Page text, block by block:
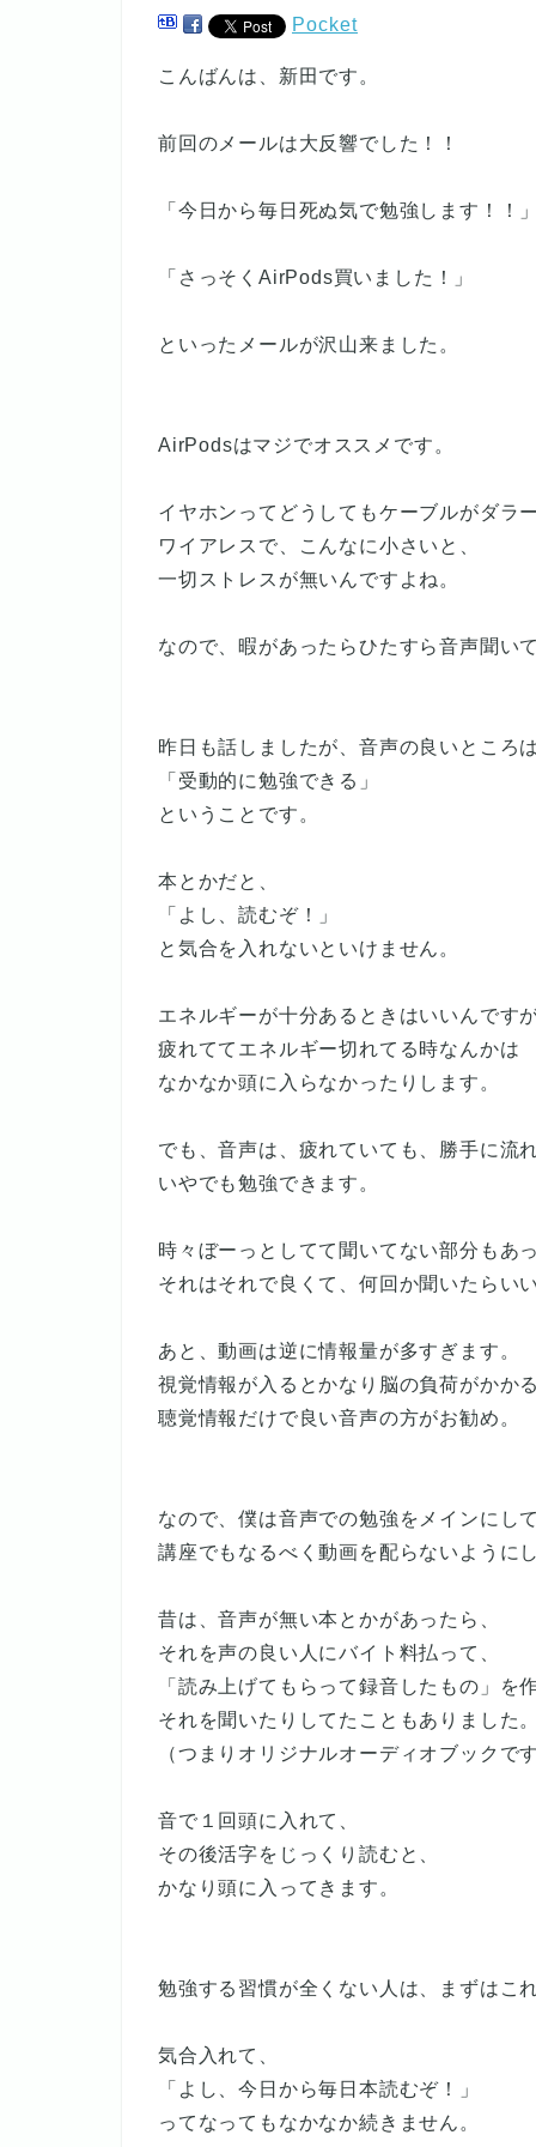
Pocket
こんばんは、新田です。
前回のメールは大反響でした！！
「今日から毎日死ぬ気で勉強します！！」
「さっそくAirPods買いました！」
といったメールが沢山来ました。
AirPodsはマジでオススメです。
イヤホンってどうしてもケーブルがダラ
ワイアレスで、こんなに小さいと、
一切ストレスが無いんですよね。
なので、暇があったらひたすら音声聞い
昨日も話しましたが、音声の良いところは
「受動的に勉強できる」
ということです。
本とかだと、
「よし、読むぞ！」
と気合を入れないといけません。
エネルギーが十分あるときはいいんですが
疲れててエネルギー切れてる時なんかは
なかなか頭に入らなかったりします。
でも、音声は、疲れていても、勝手に流
いやでも勉強できます。
時々ぼーっとしてて聞いてない部分もあ
それはそれで良くて、何回か聞いたらい
あと、動画は逆に情報量が多すぎます。
視覚情報が入るとかなり脳の負荷がかかる
聴覚情報だけで良い音声の方がお勧め。
なので、僕は音声での勉強をメインにし
講座でもなるべく動画を配らないように
昔は、音声が無い本とかがあったら、
それを声の良い人にバイト料払って、
「読み上げてもらって録音したもの」を
それを聞いたりしてたこともありました。
（つまりオリジナルオーディオブックで
音で１回頭に入れて、
その後活字をじっくり読むと、
かなり頭に入ってきます。
勉強する習慣が全くない人は、まずはこ
気合入れて、
「よし、今日から毎日本読むぞ！」
ってなってもなかなか続きません。